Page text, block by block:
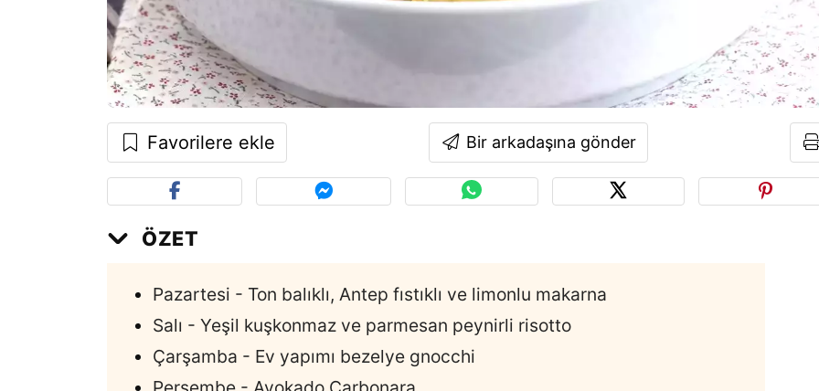
Favorilere ekle Bir arkadaşına gönder
ÖZET
Pazartesi - Ton balıklı, Antep fıstıklı ve limonlu makarna
Salı - Yeşil kuşkonmaz ve parmesan peynirli risotto
Çarşamba - Ev yapımı bezelye gnocchi